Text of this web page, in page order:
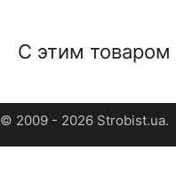
С этим товаром
© 2009 - 2026 Strobist.ua.